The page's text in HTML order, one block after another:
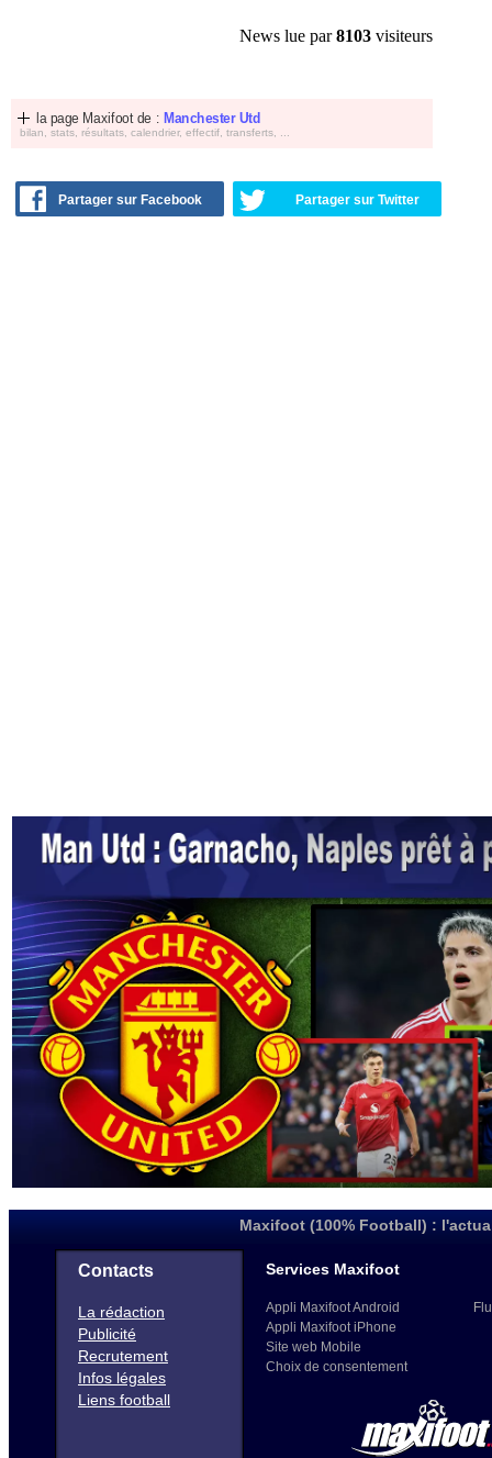
News lue par8103 visiteurs
la page Maxifoot de : Manchester Utd
bilan, stats, résultats, calendrier, effectif, transferts, ...
Partager sur Facebook Partager sur Twitter
Maxifoot (100% Football) :
Contacts
La rédaction
Publicité
Recrutement
Infos légales
Liens football
Services Maxifoot
Appli Maxifoot Android
Appli Maxifoot iPhone
Site web Mobile
Choix de consentement